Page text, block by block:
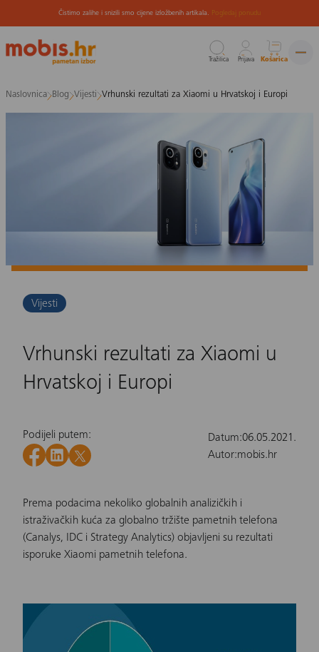
na
sadržaj
Čistimo zalihe i snizili smo cijene izložbenih artikala. Pogledaj ponudu
Tražilica Prijava Košarica
Naslovnica Blog Vijesti Vrhunski rezultati za Xiaomi u Hrvatskoj i Europi
Vijesti
Vrhunski rezultati za Xiaomi u
Hrvatskoj i Europi
Podijeli putem: Datum:06.05.2021.
Autor:mobis.hr
Prema podacima nekoliko globalnih analizičkih i
istraživačkih kuća za globalno tržište pametnih telefona
(Canalys, IDC i Strategy Analytics) objavljeni su rezultati
isporuke Xiaomi pametnih telefona.